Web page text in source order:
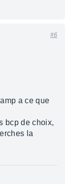
#6
a ce que
bcp de choix,
la